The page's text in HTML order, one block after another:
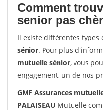
Comment
senior pas
Il existe différentes types
sénior. Pour plus
mutuelle sénior, vous
engagement, un de nos
GMF Assurances
PALAISEAU Mutuelle